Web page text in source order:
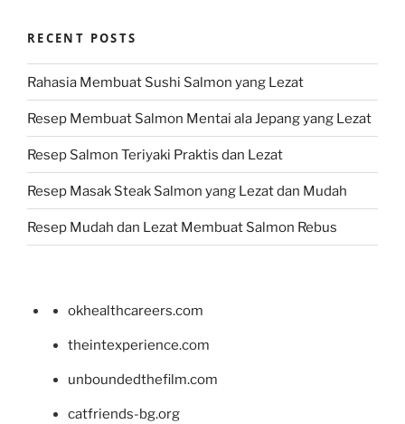
RECENT POSTS
Rahasia Membuat Sushi Salmon yang Lezat
Resep Membuat Salmon Mentai ala Jepang yang Lezat
Resep Salmon Teriyaki Praktis dan Lezat
Resep Masak Steak Salmon yang Lezat dan Mudah
Resep Mudah dan Lezat Membuat Salmon Rebus
okhealthcareers.com
theintexperience.com
unboundedthefilm.com
catfriends-bg.org